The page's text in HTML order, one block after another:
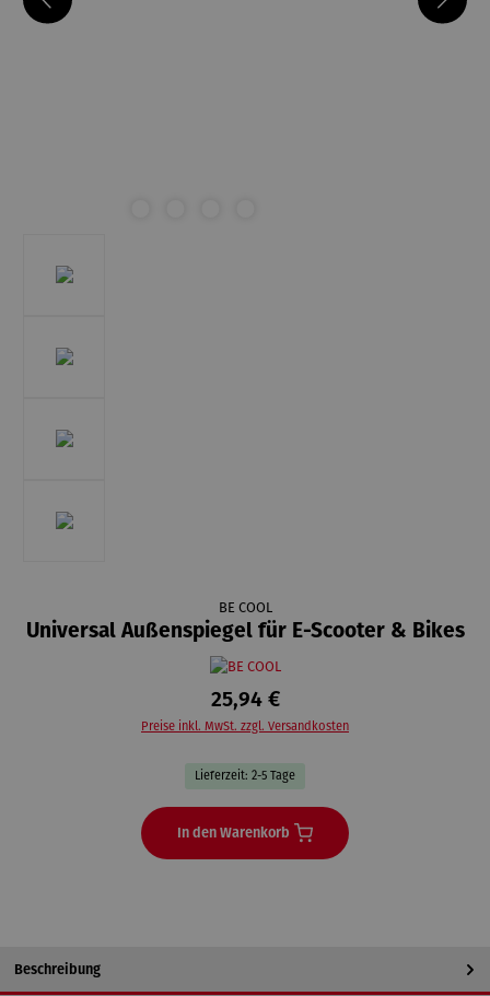
BE COOL
Universal Außenspiegel für E-Scooter & Bikes
25,94 €
Preise inkl. MwSt. zzgl. Versandkosten
Lieferzeit: 2-5 Tage
In den Warenkorb
Beschreibung